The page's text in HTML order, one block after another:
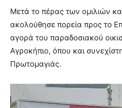
Μετά το πέρας των ομιλιών
ακολούθησε πορεία προς το
αγορά του παραδοσιακού
Αγροκήπιο, όπου και
Πρωτομαγιάς.